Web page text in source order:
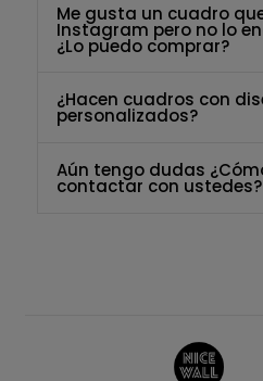
Me gusta un cuadro
Instagram pero no lo
¿Lo puedo comprar?
¿Hacen cuadros con
personalizados?
Aún tengo dudas
contactar con ustedes?